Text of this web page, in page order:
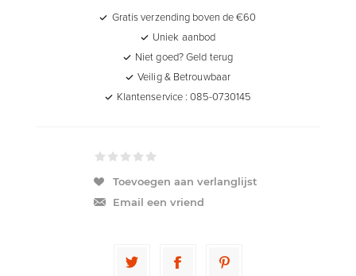
Gratis verzending boven de €60
Uniek aanbod
Niet goed? Geld terug
Veilig & Betrouwbaar
Klantenservice : 085-0730145
Toevoegen aan verlanglijst
Email een vriend